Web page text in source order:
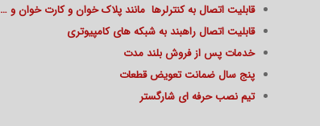
قابلیت اتصال به کنترلرها مانند پلاک خوان و کارت خوان و …
قابلیت اتصال راهبند به شبکه های کامپیوتری
خدمات پس از فروش بلند مدت
پنج سال ضمانت تعویض قطعات
تیم نصب حرفه ای شارگستر